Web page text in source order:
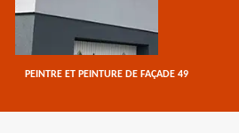
PEINTRE ET PEINTURE DE FAÇADE 49